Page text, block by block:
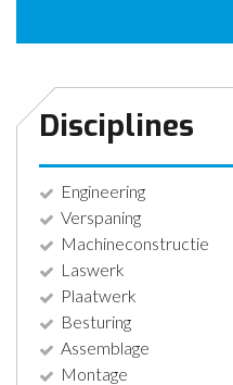
Disciplines
Engineering
Verspaning
Machineconstructie
Laswerk
Plaatwerk
Besturing
Assemblage
Montage